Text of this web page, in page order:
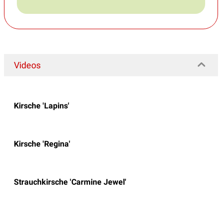
Videos
Kirsche 'Lapins'
Kirsche 'Regina'
Strauchkirsche 'Carmine Jewel'